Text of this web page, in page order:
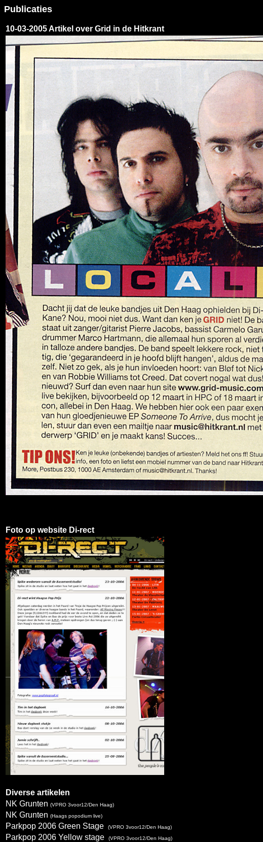
Publicaties
10-03-2005 Artikel over Grid in de Hitkrant
Foto op website Di-rect
Diverse artikelen
NK Grunten (VPRO 3voor12/Den Haag)
NK Grunten (Haags popodium live)
Parkpop 2006 Green Stage
(VPRO 3voor12/Den Haag)
Parkpop 2006 Yellow stage
(VPRO 3voor12/Den Haag)